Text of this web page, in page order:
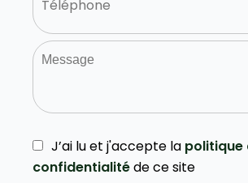
J’ai lu et j'accepte la politique
confidentialitéde ce site